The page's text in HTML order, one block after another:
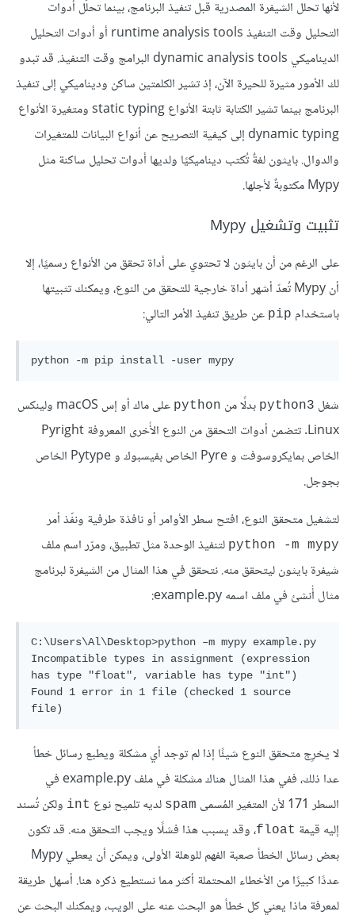
لأنها تحلل الشيفرة المصدرية قبل تنفيذ البرنامج، بينما تحلّل أدوات
التحليل وقت التنفيذ runtime analysis tools أو أدوات التحليل
الديناميكي dynamic analysis tools البرامج وقت التنفيذ. قد تبدو
لك الأمور مثيرة للحيرة الآن، إذ تشير الكلمتين ساكن وديناميكي إلى تنفيذ
البرنامج بينما تشير الكتابة ثابتة الأنواع static typing ومتغيرة الأنواع
dynamic typing إلى كيفية التصريح عن أنواع البيانات للمتغيرات
والدوال. بايثون لغةٌ تُكتب ديناميكيًا ولديها أدوات تحليل ساكنة مثل
Mypy مكتوبةٌ لأجلها.
تثبيت وتشغيل Mypy
على الرغم من أن بايثون لا تحتوي على أداة تحقق من الأنواع رسميًا، إلا
أن Mypy تُعدّ أشهر أداة خارجية للتحقق من النوع، ويمكنك تثبيتها
باستخدام pip عن طريق تنفيذ الأمر التالي:
شغل python3 بدلًا من python
على ماك أو إس macOS ولينكس
Linux. تتضمن أدوات التحقق من النوع الأُخرى المعروفة Pyright
الخاص بمايكروسوفت و Pyre الخاص بفيسبوك و Pytype الخاص
بجوجل.
لتشغيل متحقق النوع، افتح سطر الأوامر أو نافذة طرفية ونفّذ أمر
python -m mypy لتنفيذ الوحدة مثل تطبيق، ومرّر اسم ملف
شيفرة بايثون ليتحقق منه. نتحقق في هذا المثال من الشيفرة لبرنامج
مثال أُنشئ في ملف اسمه example.py:
C:\Users\Al\Desktop>python –m mypy example.py
Incompatible types in assignment (expression
has type "float", variable has type "int")
Found 1 error in 1 file (checked 1 source
لا يخرِج متحقق النوع شيئًا إذا لم توجد أي مشكلة ويطبع رسائل خطأ
عدا ذلك، ففي هذا المثال هناك مشكلة في ملف example.py في
السطر 171 لأن المتغير المُسمى
spam لديه تلميح نوع int ولكن تُسند
إليه قيمة float، وقد يسبب هذا فشلًا ويجب التحقق منه. قد تكون
بعض رسائل الخطأ صعبة الفهم للوهلة الأولى، ويمكن أن يعطي Mypy
عددًا كبيرًا من الأخطاء المحتملة أكثر مما نستطيع ذكره هنا. أسهل طريقة
لمعرفة ماذا يعني كل خطأ هو البحث عنه على الويب، ويمكنك البحث عن